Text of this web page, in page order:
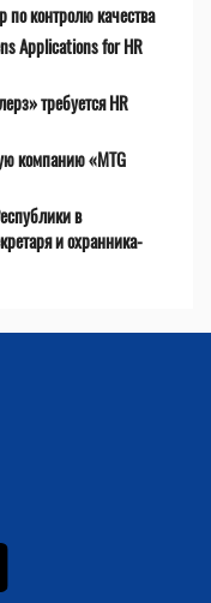
по контролю качества
Applications for HR
требуется HR
компанию «MTG
в
и охранника-